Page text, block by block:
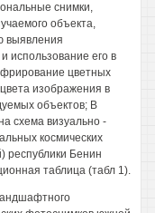
снимки,
объекта,
выявления
использование его в
цветных
изображения в
объектов; В
схема визуально -
космических
республики Бенин
таблица (табл 1).